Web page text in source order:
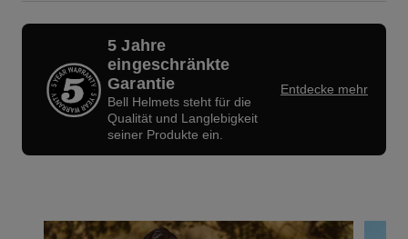
5 Jahre
eingeschränkte
Garantie
Bell Helmets steht für die
Qualität und Langlebigkeit
seiner Produkte ein.
Entdecke mehr